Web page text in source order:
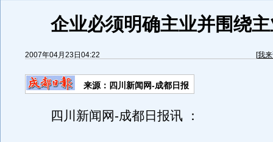
企业必须明确主业并围绕
2007年04月23日04:22 [我
来源：四川新闻网-成都日报
四川新闻网-成都日报讯 ：